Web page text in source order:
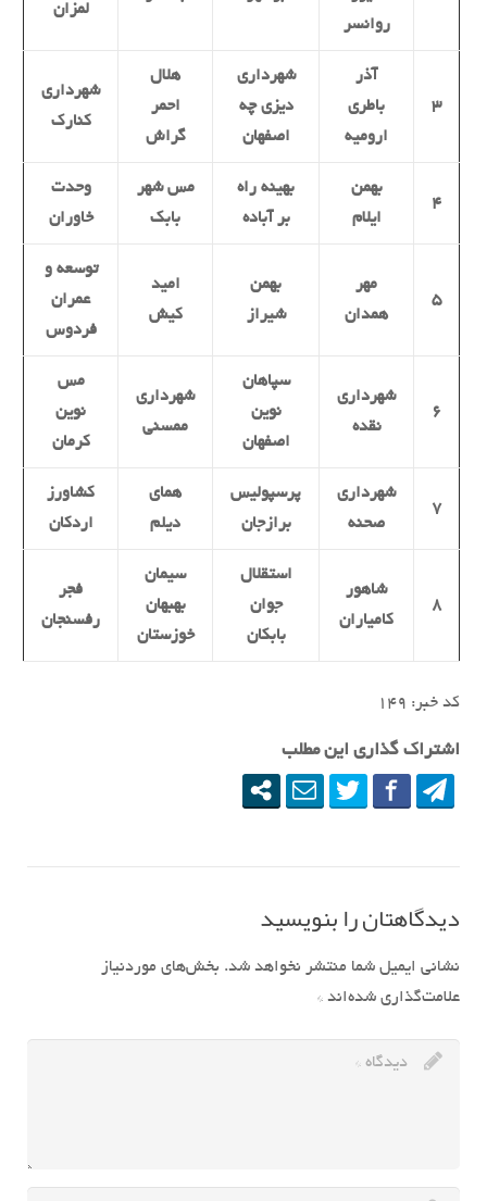
روانسر
لمزان
۳
آذر
باطری
ارومیه
شهرداری
دیزی چه
اصفهان
هلال
احمر
گراش
شهرداری
کنارک
۴
بهمن
ایلام
بهینه راه
بر آباده
مس شهر
بابک
وحدت
خاوران
۵
مهر
همدان
بهمن
شیراز
امید
کیش
توسعه و
عمران
فردوس
۶
شهرداری
نقده
سپاهان
نوین
اصفهان
شهرداری
ممسنی
مس
نوین
کرمان
۷
شهرداری
صحنه
پرسپولیس
برازجان
همای
دیلم
کشاورز
اردکان
۸
شاهور
کامیاران
استقلال
جوان
بابکان
سیمان
بهبهان
خوزستان
فجر
رفسنجان
کد خبر: ١۴٩
اشتراک گذاری این مطلب
دیدگاهتان را بنویسید
نشانی ایمیل شما منتشر نخواهد شد. بخش‌های موردنیاز
علامت‌گذاری شده‌اند *